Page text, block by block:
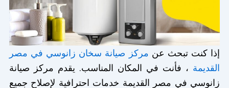
إذا كنت تبحث عن مركز صيانة سخان زانوسي في مصر
القديمة ، فأنت في المكان المناسب. يقدم مركز صيانة
زانوسي في مصر القديمة خدمات احترافية لإصلاح جميع